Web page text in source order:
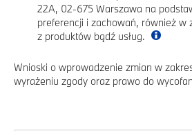
22A, 02-675 Warszawa na
preferencji i zachowań, również w
z produktów bądź usług.
Wnioski o wprowadzenie zmian w
wyrażeniu zgody oraz prawo do